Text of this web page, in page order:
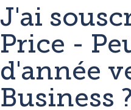
J'ai
Price -
d'année
Business